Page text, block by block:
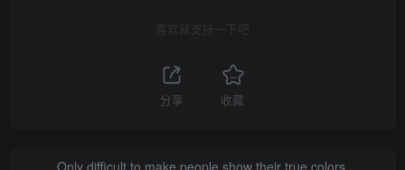
喜欢就支持一下吧
分享 收藏